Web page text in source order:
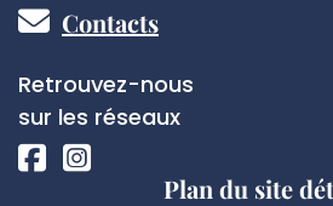
Pied
de
page
Contacts
Réseaux
sociaux
Retrouvez-nous
sur les réseaux
Plan du site